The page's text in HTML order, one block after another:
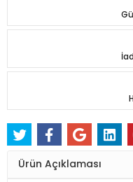
Ürün Açıklaması